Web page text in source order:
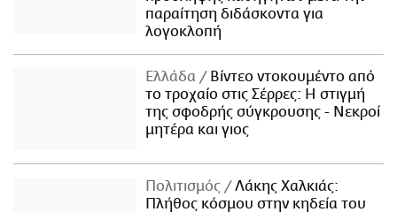
παραίτηση διδάσκοντα για
λογοκλοπή
Ελλάδα
Βίντεο ντοκουμέντο από
το τροχαίο στις Σέρρες: Η στιγμή
της σφοδρής σύγκρουσης - Νεκροί
μητέρα και γιος
Πολιτισμός
Λάκης Χαλκιάς:
Πλήθος κόσμου στην κηδεία του